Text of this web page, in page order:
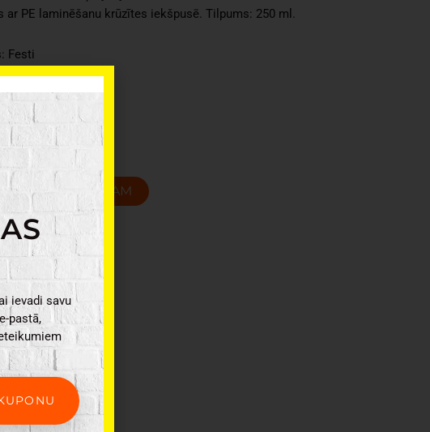
ar PE laminēšanu krūzītes iekšpusē. Tilpums: 250 ml.
Festi
papīrs, polietilēns
kg
x 7.5 x 14 cm
GROZAM
ievadi savu
pastā,